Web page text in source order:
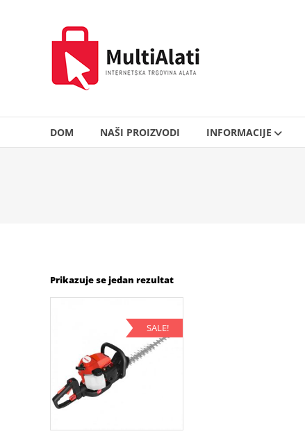
MultiAlati
Internetska
trgovina
alata
DOM NAŠI PROIZVODI INFORMACIJE
Prikazuje se jedan rezultat
SALE!